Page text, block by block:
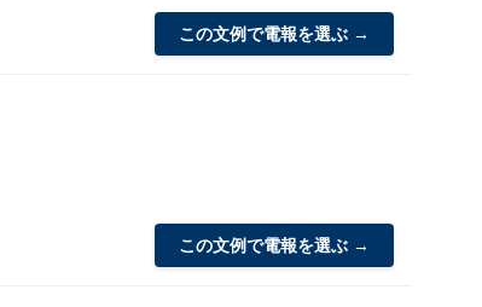
この文例で電報を選ぶ →
この文例で電報を選ぶ →